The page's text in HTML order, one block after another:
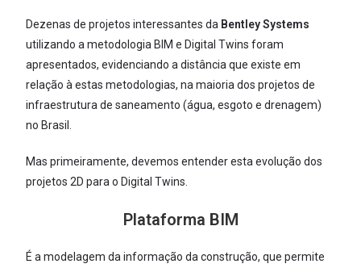
Dezenas de projetos interessantes da Bentley Systems
utilizando a metodologia BIM e Digital Twins foram
apresentados, evidenciando a distância que existe em
relação à estas metodologias, na maioria dos projetos de
infraestrutura de saneamento (água, esgoto e drenagem)
no Brasil.
Mas primeiramente, devemos entender esta evolução dos
projetos 2D para o Digital Twins.
Plataforma BIM
É a modelagem da informação da construção, que permite